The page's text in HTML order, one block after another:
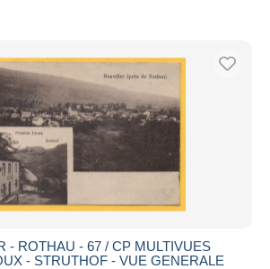
Übernehmen
- ROTHAU - 67 / CP MULTIVUES
- STRUTHOF - VUE GENERALE